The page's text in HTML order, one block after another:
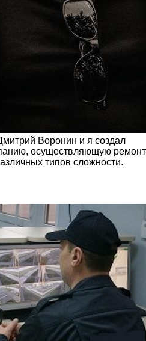
Воронин и я создал
осуществляющую ремонт
типов сложности.